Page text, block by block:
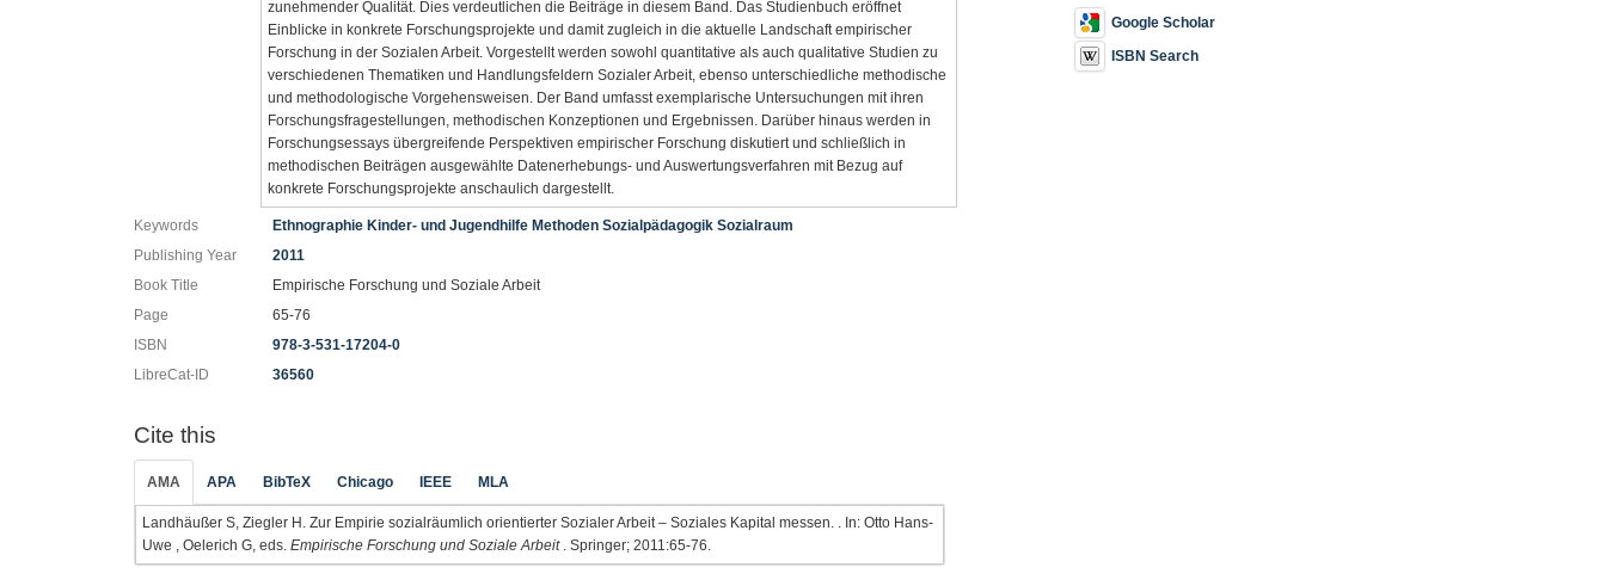
zunehmender Qualität. Dies verdeutlichen die Beiträge in diesem Band. Das Studienbuch eröffnet
Einblicke in konkrete Forschungsprojekte und damit zugleich in die aktuelle Landschaft empirischer
Forschung in der Sozialen Arbeit. Vorgestellt werden sowohl quantitative als auch qualitative Studien zu
verschiedenen Thematiken und Handlungsfeldern Sozialer Arbeit, ebenso unterschiedliche methodische
und methodologische Vorgehensweisen. Der Band umfasst exemplarische Untersuchungen mit ihren
Forschungsfragestellungen, methodischen Konzeptionen und Ergebnissen. Darüber hinaus werden in
Forschungsessays übergreifende Perspektiven empirischer Forschung diskutiert und schließlich in
methodischen Beiträgen ausgewählte Datenerhebungs- und Auswertungsverfahren mit Bezug auf
konkrete Forschungsprojekte anschaulich dargestellt.
Keywords
Ethnographie Kinder- und Jugendhilfe Methoden Sozialpädagogik Sozialraum
Publishing Year
2011
Book Title
Empirische Forschung und Soziale Arbeit
Page
65-76
ISBN
978-3-531-17204-0
LibreCat-ID
36560
Cite this
AMA APA BibTeX Chicago IEEE MLA
Landhäußer S, Ziegler H. Zur Empirie sozialräumlich orientierter Sozialer Arbeit – Soziales Kapital messen. . In: Otto Hans-
Uwe , Oelerich G, eds. Empirische Forschung und Soziale Arbeit . Springer; 2011:65-76.
Google Scholar
ISBN Search